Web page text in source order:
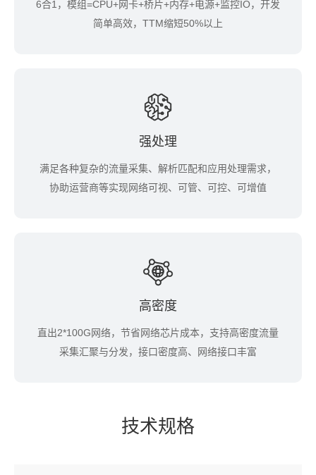
6合1，模组=CPU+网卡+桥片+内存+电源+监控IO，开发
简单高效，TTM缩短50%以上
强处理
满足各种复杂的流量采集、解析匹配和应用处理需求，
协助运营商等实现网络可视、可管、可控、可增值
高密度
直出2*100G网络，节省网络芯片成本，支持高密度流量
采集汇聚与分发，接口密度高、网络接口丰富
技术规格